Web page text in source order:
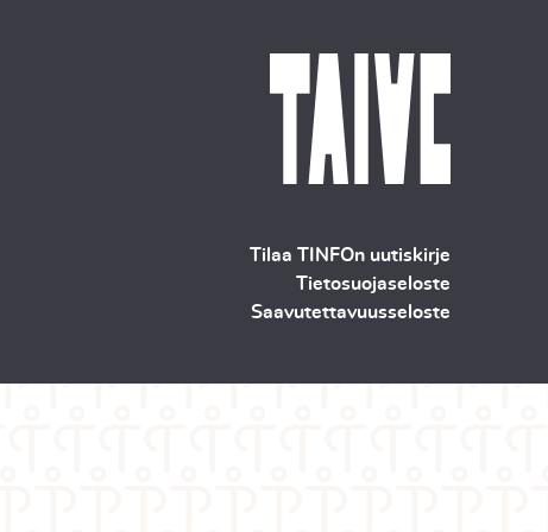
Tilaa TINFOn uutiskirje
Tietosuojaseloste
Saavutettavuusseloste